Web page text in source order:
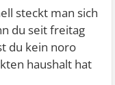
steckt man sich
du seit freitag
du kein noro
haushalt hat